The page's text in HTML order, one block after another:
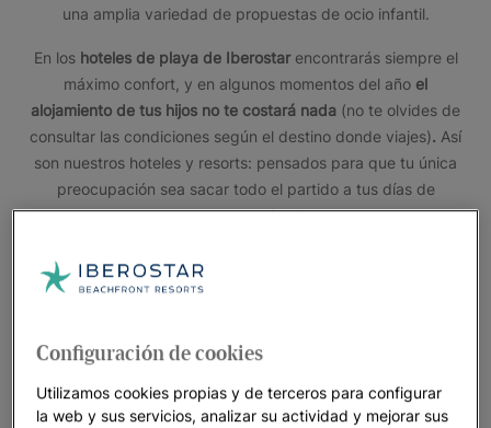
una amplia variedad de propuestas de ocio infantil.
En los hoteles de playa de Iberostarencontrarás siempre el
máximo confort, y en algunos momentos del año el
alojamiento de tus hijos no te costará nada (no te olvides de
consultar las condiciones según el destino donde viajes). Así
son nuestros hoteles y resorts: pensados para que tu única
preocupación sea sacar todo el partido a tus días de
descanso en familia.
Prepárate para descubrir todos los hoteles familiares en
primera línea de playa, así como todas las ventajas que te
CONDICIONES CAMPAÑA ESTANCIA DE NIÑOS GRATIS
Configuración de cookies
Utilizamos cookies propias y de terceros para configurar
la web y sus servicios, analizar su actividad y mejorar sus